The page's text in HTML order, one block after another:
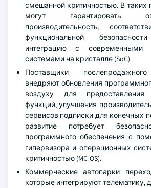
смешанной критичностью. В таких
могут гарантировать
производительность,
функциональной
интеграцию с современными
системами на кристалле (SoC).
Поставщики
внедряют обновления
воздуху для предоставления
функций, улучшения
сервисов подписки для конечных
развитие потребует
программного обеспечения с
гипервизора и операционных
критичностью (MC-OS).
Коммерческие автопарки
которые интегрируют телематику,